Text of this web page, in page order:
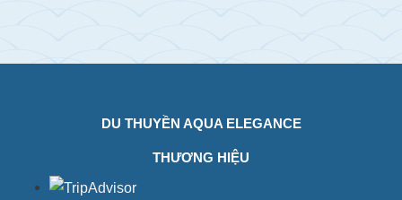
DU THUYỀN AQUA ELEGANCE
THƯƠNG HIỆU